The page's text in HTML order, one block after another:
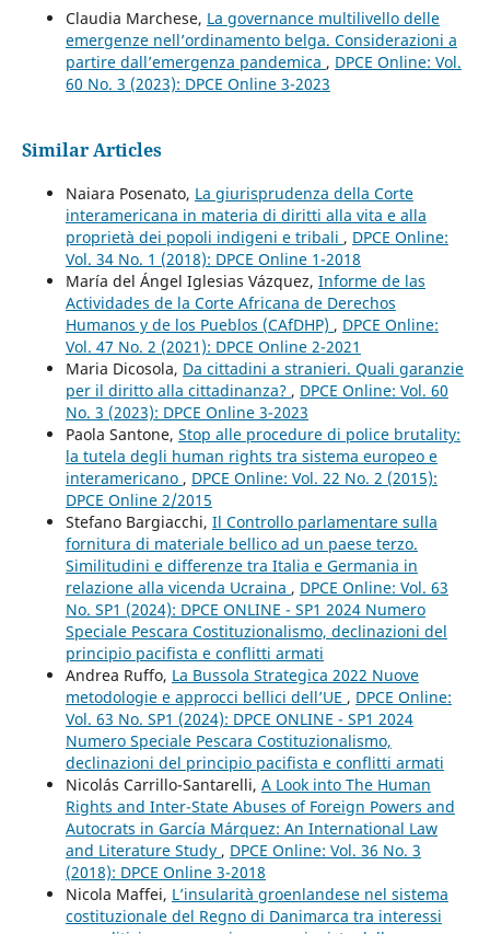
Claudia Marchese, La governance multilivello delle
emergenze nell’ordinamento belga. Considerazioni a
partire dall’emergenza pandemica , DPCE Online: Vol.
60 No. 3 (2023): DPCE Online 3-2023
Similar Articles
Naiara Posenato, La giurisprudenza della Corte
interamericana in materia di diritti alla vita e alla
proprietà dei popoli indigeni e tribali , DPCE Online:
Vol. 34 No. 1 (2018): DPCE Online 1-2018
María del Ángel Iglesias Vázquez, Informe de las
Actividades de la Corte Africana de Derechos
Humanos y de los Pueblos (CAfDHP) , DPCE Online:
Vol. 47 No. 2 (2021): DPCE Online 2-2021
Maria Dicosola, Da cittadini a stranieri. Quali garanzie
per il diritto alla cittadinanza? , DPCE Online: Vol. 60
No. 3 (2023): DPCE Online 3-2023
Paola Santone, Stop alle procedure di police brutality:
la tutela degli human rights tra sistema europeo e
interamericano , DPCE Online: Vol. 22 No. 2 (2015):
DPCE Online 2/2015
Stefano Bargiacchi, Il Controllo parlamentare sulla
fornitura di materiale bellico ad un paese terzo.
Similitudini e differenze tra Italia e Germania in
relazione alla vicenda Ucraina , DPCE Online: Vol. 63
No. SP1 (2024): DPCE ONLINE - SP1 2024 Numero
Speciale Pescara Costituzionalismo, declinazioni del
principio pacifista e conflitti armati
Andrea Ruffo, La Bussola Strategica 2022 Nuove
metodologie e approcci bellici dell’UE , DPCE Online:
Vol. 63 No. SP1 (2024): DPCE ONLINE - SP1 2024
Numero Speciale Pescara Costituzionalismo,
declinazioni del principio pacifista e conflitti armati
Nicolás Carrillo-Santarelli, A Look into The Human
Rights and Inter-State Abuses of Foreign Powers and
Autocrats in García Márquez: An International Law
and Literature Study , DPCE Online: Vol. 36 No. 3
(2018): DPCE Online 3-2018
Nicola Maffei, L’insularità groenlandese nel sistema
costituzionale del Regno di Danimarca tra interessi